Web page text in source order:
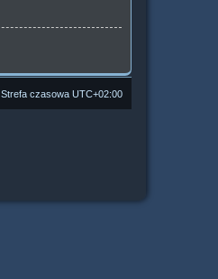
Strefa czasowa UTC+02:00